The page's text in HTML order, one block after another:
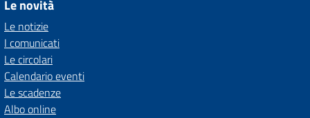
Le novità
Le notizie
I comunicati
Le circolari
Calendario eventi
Le scadenze
Albo online